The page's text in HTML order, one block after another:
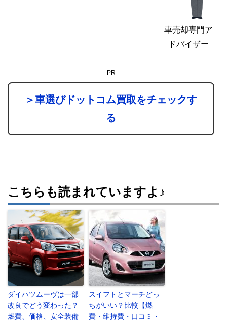
車売却専門ア
ドバイザー
PR
＞車選びドットコム買取をチェックす
る
こちらも読まれていますよ♪
ダイハツムーヴは一部
改良でどう変わった？
燃費、価格、安全装備
スイフトとマーチどっ
ちがいい？比較【燃
費・維持費・口コミ・